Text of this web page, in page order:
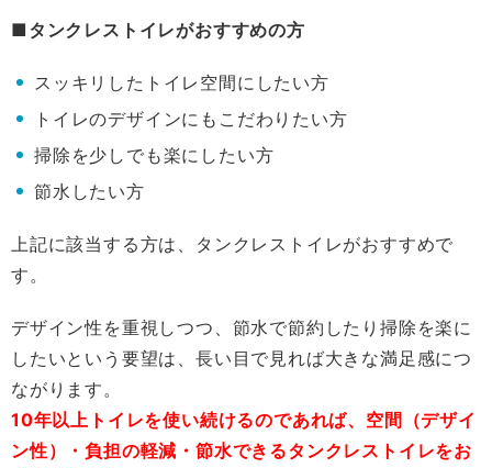
■タンクレストイレがおすすめの方
スッキリしたトイレ空間にしたい方
トイレのデザインにもこだわりたい方
掃除を少しでも楽にしたい方
節水したい方
上記に該当する方は、タンクレストイレがおすすめで
す。
デザイン性を重視しつつ、節水で節約したり掃除を楽に
したいという要望は、長い目で見れば大きな満足感につ
ながります。
10年以上トイレを使い続けるのであれば、空間（デザイ
ン性）・負担の軽減・節水できるタンクレストイレをお